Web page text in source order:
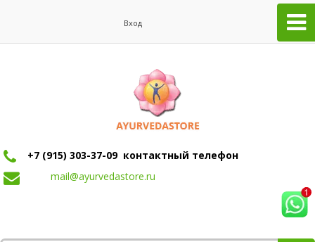
Вход
+7 (915) 303-37-09 контактный телефон
mail@ayurvedastore.ru